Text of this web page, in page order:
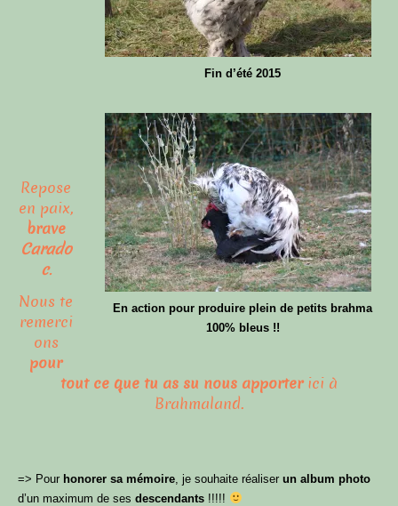
Fin d’été 2015
En action pour produire plein de petits brahma
100% bleus !!
Repose
en paix,
brave
Carado
c.
Nous te
remerci
ons
pour
tout ce que tu as su nous apporterici à
Brahmaland.
=> Pour honorer sa mémoire , je souhaite réaliser un album photo
d’un maximum de ses descendants !!!!!